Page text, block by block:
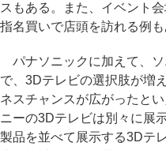
スもある。また、イベント
指名買いで店頭を訪れる例も
パナソニックに加えて、
で、3Dテレビの選択肢が増
ネスチャンスが広がったと
ニーの3Dテレビは別々に展
製品を並べて展示する3Dテ